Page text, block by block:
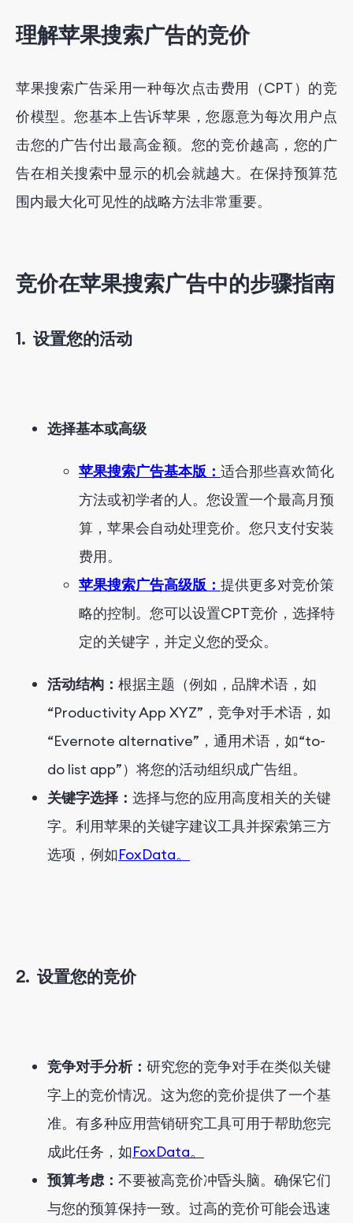
理解苹果搜索广告的竞价
苹果搜索广告采用一种每次点击费用（CPT）的竞
价模型。您基本上告诉苹果，您愿意为每次用户点
击您的广告付出最高金额。您的竞价越高，您的广
告在相关搜索中显示的机会就越大。在保持预算范
围内最大化可见性的战略方法非常重要。
竞价在苹果搜索广告中的步骤指南
1. 设置您的活动
选择基本或高级
苹果搜索广告基本版： 适合那些喜欢简化
方法或初学者的人。您设置一个最高月预
算，苹果会自动处理竞价。您只支付安装
费用。
苹果搜索广告高级版： 提供更多对竞价策
略的控制。您可以设置CPT竞价，选择特
定的关键字，并定义您的受众。
活动结构： 根据主题（例如，品牌术语，如
“Productivity App XYZ”，竞争对手术语，如
“Evernote alternative”，通用术语，如“to-
do list app”）将您的活动组织成广告组。
关键字选择： 选择与您的应用高度相关的关键
字。利用苹果的关键字建议工具并探索第三方
选项，例如FoxData。
2. 设置您的竞价
竞争对手分析： 研究您的竞争对手在类似关键
字上的竞价情况。这为您的竞价提供了一个基
准。有多种应用营销研究工具可用于帮助您完
成此任务，如FoxData。
预算考虑： 不要被高竞价冲昏头脑。确保它们
与您的预算保持一致。过高的竞价可能会迅速